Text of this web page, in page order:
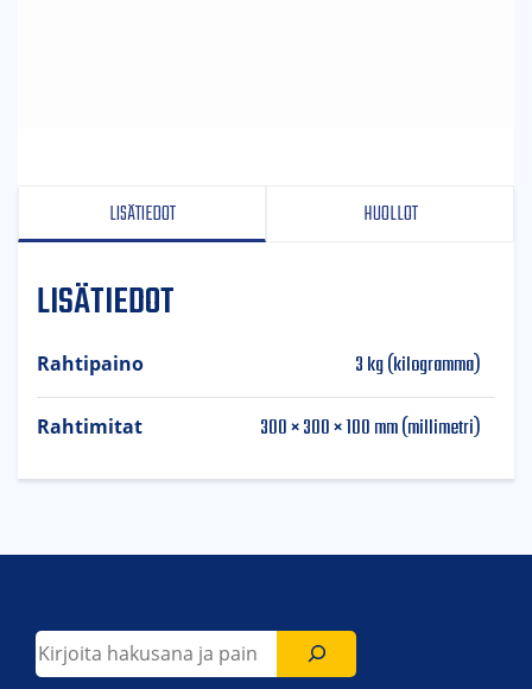
LISÄTIEDOT HUOLLOT
LISÄTIEDOT
Rahtipaino 3 kg (kilogramma)
Rahtimitat 300 × 300 × 100 mm (millimetri)
Etsi